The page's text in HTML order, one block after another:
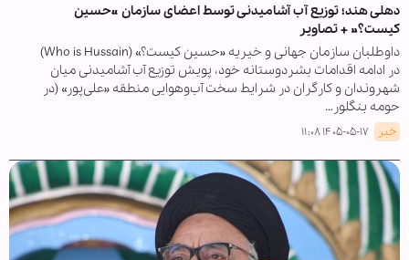
دهلی هند؛ توزیع آب آشامیدنی توسط اعضای سازمان «حسین
کیست؟» + تصاویر
داوطلبان سازمان جهانی و خیریه «حسین کیست؟» (Who is Hussain)
در ادامه اقدامات بشردوستانه خود، پویش توزیع آب آشامیدنی میان
شهروندان و کارگران در شرایط سخت آب‌وهوایی منطقه «علی‌پور» (در
حومه بنگلور…
خبر ۱۴۰۵-۰۵-۱۷ ۱۱:۰۸